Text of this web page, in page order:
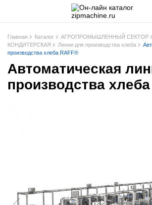
Главная Каталог АГРОПРОМЫШЛЕННЫЙ СЕКТОР
КОНДИТЕРСКАЯ
Линии для производства хлеба
производства хлеба RAFF®
Автоматическая
производства